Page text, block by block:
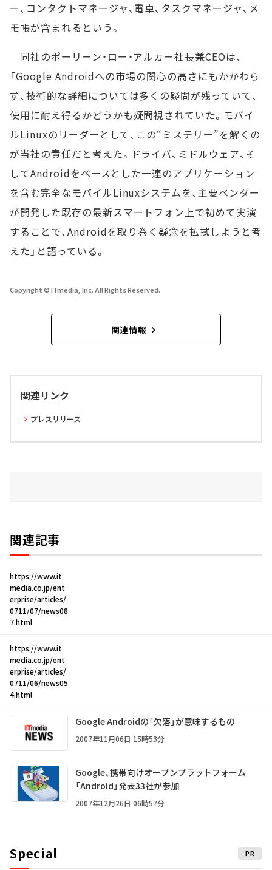
ー、コンタクトマネージャ、電卓、タスクマネージャ、メ
モ帳が含まれるという。
同社のポーリーン・ロー・アルカー社長兼CEOは、
「Google Androidへの市場の関心の高さにもかかわら
ず、技術的な詳細については多くの疑問が残っていて、
使用に耐え得るかどうかも疑問視されていた。モバイ
ルLinuxのリーダーとして、この“ミステリー”を解くの
が当社の責任だと考えた。ドライバ、ミドルウェア、そ
してAndroidをベースとした一連のアプリケーション
を含む完全なモバイルLinuxシステムを、主要ベンダー
が開発した既存の最新スマートフォン上で初めて実演
することで、Androidを取り巻く疑念を払拭しようと考
えた」と語っている。
Copyright © ITmedia, Inc. All Rights Reserved.
関連情報
関連リンク
プレスリリース
関連記事
https://www.it
media.co.jp/ent
erprise/articles/
0711/07/news08
7.html
https://www.it
media.co.jp/ent
erprise/articles/
0711/06/news05
4.html
Google Androidの「欠落」が意味するもの
2007年11月06日 15時53分
Google、携帯向けオープンプラットフォーム
「Android」発表――33社が参加
2007年12月26日 06時57分
Special PR